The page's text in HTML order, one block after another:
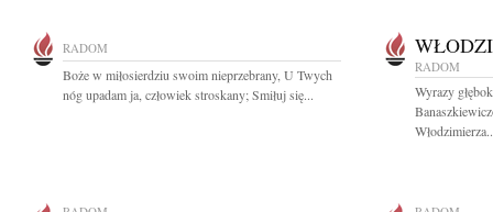
RADOM
Boże w miłosierdziu swoim nieprzebrany, U Twych
nóg upadam ja, człowiek stroskany; Smiłuj się...
RADOM
Wyrazy